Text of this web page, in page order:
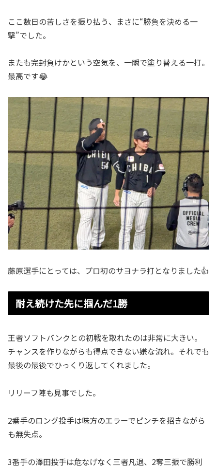
ここ数日の苦しさを振り払う、まさに“勝負を決める一
撃”でした。
またも完封負けかという空気を、一瞬で塗り替える一打。
最高です😂
藤原選手にとっては、プロ初のサヨナラ打となりました👍
耐え続けた先に掴んだ1勝
王者ソフトバンクとの初戦を取れたのは非常に大きい。
チャンスを作りながらも得点できない嫌な流れ。それでも
最後の最後でひっくり返してくれました。
リリーフ陣も見事でした。
2番手のロング投手は味方のエラーでピンチを招きながら
も無失点。
3番手の澤田投手は危なげなく三者凡退、2奪三振で勝利